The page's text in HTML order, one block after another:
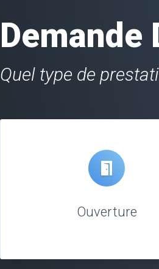
Demande
Quel type de
Ouverture